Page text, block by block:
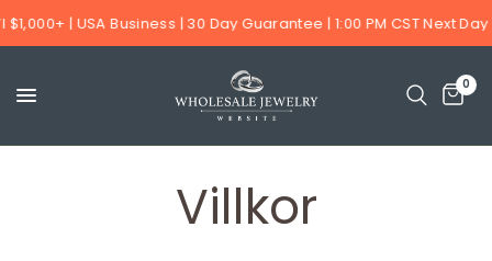
| USA Business | 30 Day Guarantee | 1:00 PM CST Next Day
0
Villkor